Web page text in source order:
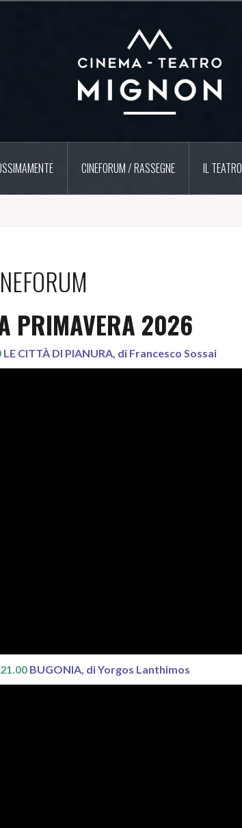
CINEFORUM / RASSEGNE IL TEATRO
PRIMAVERA 2026
LE CITTÀ DI PIANURA, di Francesco Sossai
BUGONIA, di Yorgos Lanthimos